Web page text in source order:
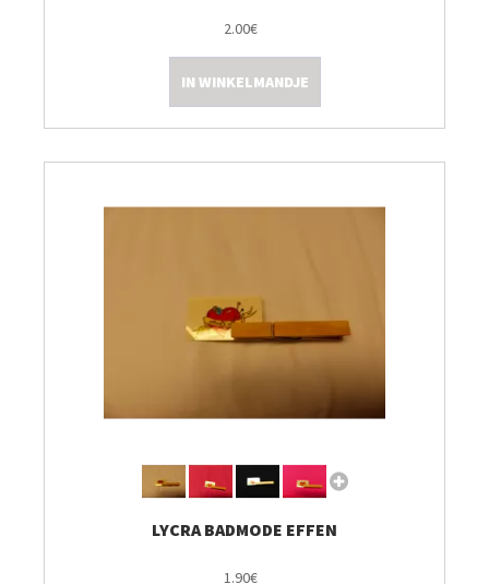
2.00€
IN WINKELMANDJE
LYCRA BADMODE EFFEN
1.90€